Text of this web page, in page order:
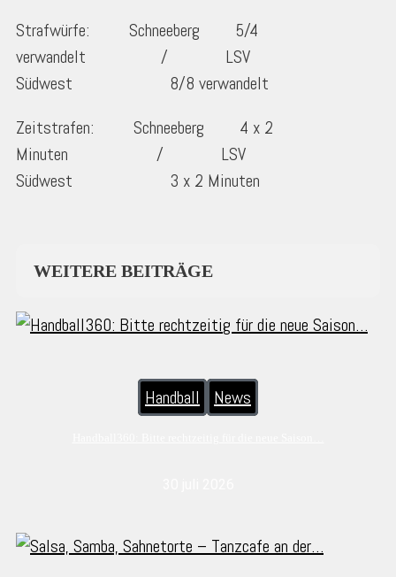
Strafwürfe: Schneeberg 5/4
verwandelt / LSV
Südwest 8/8 verwandelt
Zeitstrafen: Schneeberg 4 x 2
Minuten / LSV
Südwest 3 x 2 Minuten
WEITERE BEITRÄGE
Handball News